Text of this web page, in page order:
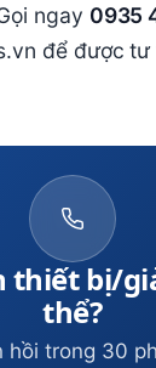
ngay 0935
để được
thiết bị/
thể?
hồi trong 30